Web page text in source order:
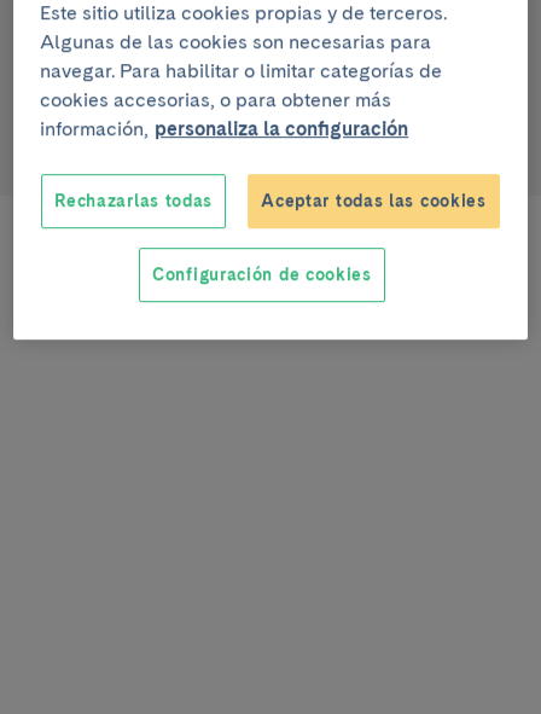
Manel Mateu Salat
SERVICIO DE ENDOCRINOLOGÍA Y NUTRICIÓN
Endocrinólogo
Este sitio utiliza cookies propias y de terceros.
Algunas de las cookies son necesarias para
navegar. Para habilitar o limitar categorías de
cookies accesorias, o para obtener más
información, personaliza la configuración
Rechazarlas todas Aceptar todas las cookies
Configuración de cookies